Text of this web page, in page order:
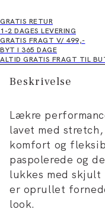
GRATIS RETUR
1-2 DAGES LEVERING
GRATIS FRAGT V/ 499,-
BYT I 365 DAGE
ALTID GRATIS FRAGT TIL
Beskrivelse
Lækre
lavet med
komfort og
paspolerede og
lukkes med skjult
er oprullet
look.